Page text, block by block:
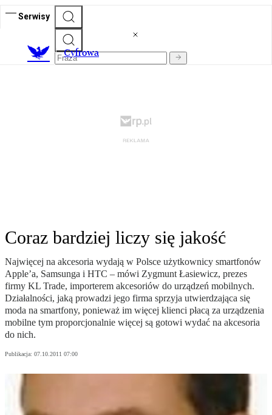
Serwisy
Cyfrowa
Coraz bardziej liczy się jakość
Najwięcej na akcesoria wydają w Polsce użytkownicy smartfonów
Apple’a, Samsunga i HTC – mówi Zygmunt Łasiewicz, prezes
firmy KL Trade, importerem akcesoriów do urządzeń mobilnych.
Działalności, jaką prowadzi jego firma sprzyja utwierdzająca się
moda na smartfony, ponieważ im więcej klienci płacą za urządzenia
mobilne tym proporcjonalnie więcej są gotowi wydać na akcesoria
do nich.
Publikacja: 07.10.2011 07:00